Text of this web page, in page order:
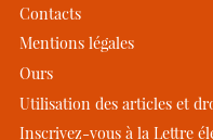
Contacts
Mentions légales
Ours
Utilisation des articles et
Inscrivez-vous à la Lettre